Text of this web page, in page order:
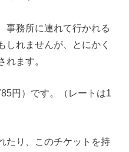
事務所に連れて行かれる
しれませんが、とにかく
れます。
円）です。（レートは1
たり、このチケットを持